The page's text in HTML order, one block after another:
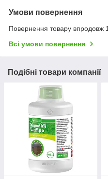
Умови повернення
Повернення товару впродовж
Всі умови повернення
Подібні товари компанії